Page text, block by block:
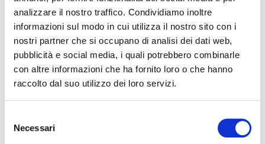
analizzare il nostro traffico. Condividiamo inoltre
informazioni sul modo in cui utilizza il nostro sito con i
nostri partner che si occupano di analisi dei dati web,
pubblicità e social media, i quali potrebbero combinarle
con altre informazioni che ha fornito loro o che hanno
raccolto dal suo utilizzo dei loro servizi.
delNecessari
event you can write toinfotur@comune.fe.it